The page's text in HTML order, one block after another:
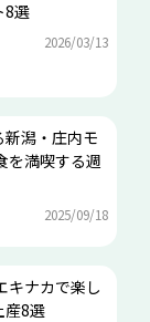
8選
2026/03/13
潟・庄内モ
を満喫する週
2025/09/18
キナカで楽し
産8選